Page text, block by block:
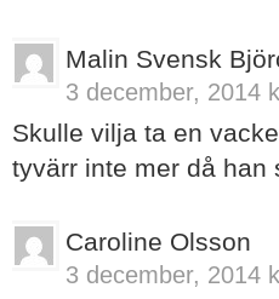
Malin Svensk
3 december, 2014
Skulle vilja ta en
tyvärr inte mer då han
Caroline Olsson
3 december, 2014